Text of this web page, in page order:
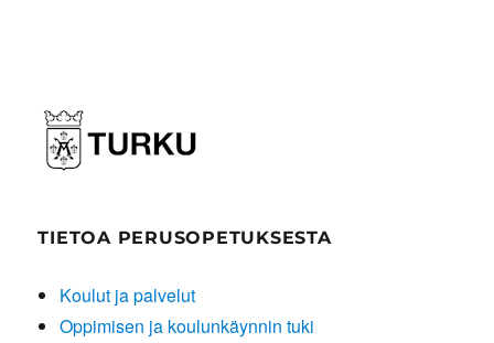
TIETOA PERUSOPETUKSESTA
Koulut ja palvelut
Oppimisen ja koulunkäynnin tuki